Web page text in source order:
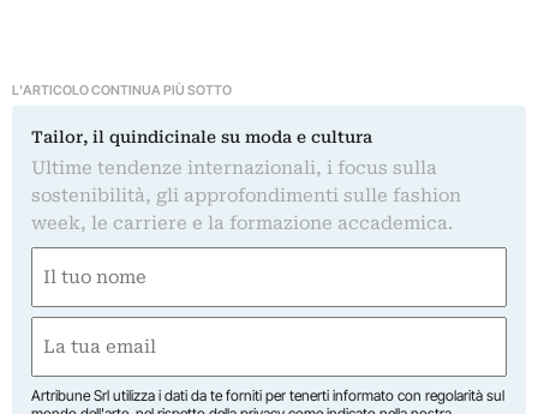
L'ARTICOLO CONTINUA PIÙ SOTTO
Tailor, il quindicinale su moda e cultura
Ultime tendenze internazionali, i focus sulla
sostenibilità, gli approfondimenti sulle fashion
week, le carriere e la formazione accademica.
(Required)
First
(Required)
Artribune Srl utilizza i dati da te forniti per tenerti informato con regolarità sul